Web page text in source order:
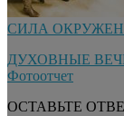
СИЛА
ДУХОВНЫЕ
Фотоотчет
ОСТАВЬТЕ